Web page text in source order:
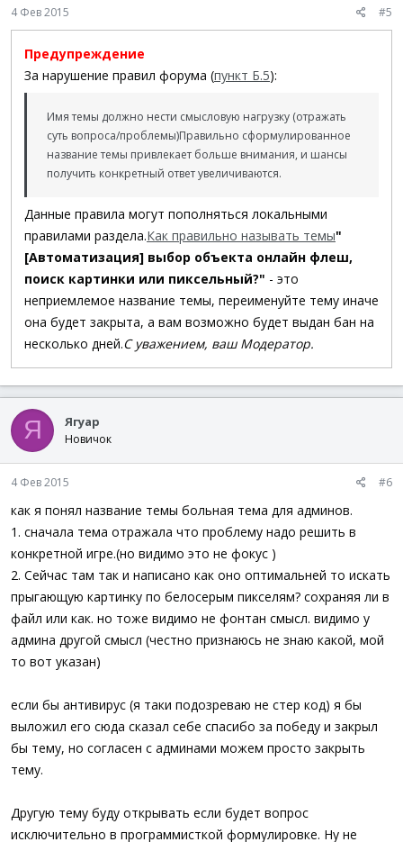
4 Фев 2015 #5
Предупреждение
За нарушение правил форума (пункт Б.5):
Имя темы должно нести смысловую нагрузку (отражать
суть вопроса/проблемы)Правильно сформулированное
название темы привлекает больше внимания, и шансы
получить конкретный ответ увеличиваются.
Данные правила могут пополняться локальными
правилами раздела.Как правильно называть темы"
[Автоматизация] выбор объекта онлайн флеш,
поиск картинки или пиксельный?" - это
неприемлемое название темы, переименуйте тему иначе
она будет закрыта, а вам возможно будет выдан бан на
несколько дней.С уважением, ваш Модератор.
Я Ягуар
Новичок
4 Фев 2015 #6
как я понял название темы больная тема для админов.
1. сначала тема отражала что проблему надо решить в
конкретной игре.(но видимо это не фокус )
2. Сейчас там так и написано как оно оптимальней то искать
прыгающую картинку по белосерым пикселям? сохраняя ли в
файл или как. но тоже видимо не фонтан смысл. видимо у
админа другой смысл (честно признаюсь не знаю какой, мой
то вот указан)
если бы антивирус (я таки подозреваю не стер код) я бы
выложил его сюда сказал себе спасибо за победу и закрыл
бы тему, но согласен с админами можем просто закрыть
тему.
Другую тему буду открывать если будет вопрос
исключительно в программисткой формулировке. Ну не